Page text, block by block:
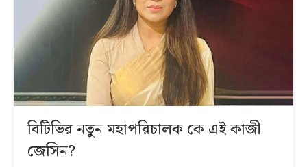
বিটিভির নতুন মহাপরিচালক কে এই কাজী
জেসিন?